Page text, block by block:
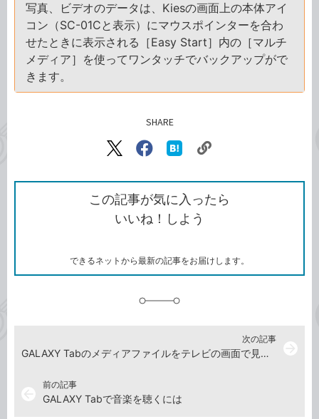
写真、ビデオのデータは、Kiesの画面上の本体アイ
コン（SC-01Cと表示）にマウスポインターを合わ
せたときに表示される［Easy Start］内の［マルチ
メディア］を使ってワンタッチでバックアップがで
きます。
SHARE
X（旧
で
シ
ェ
ア
Facebook
シ
ェ
ア
な
ブ
ッ
ク
ク
ク
を
コ
この記事が気に入ったら
いいね！しよう
できるネットから最新の記事をお届けします。
前の記事
GALAXY Tabで音楽を聴くには
次の記事
GALAXY Tabのメディアファイルをテレビの画面で見るには